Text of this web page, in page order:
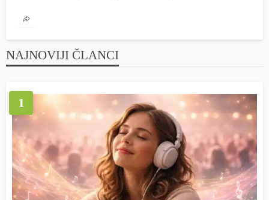
NAJNOVIJI ČLANCI
1